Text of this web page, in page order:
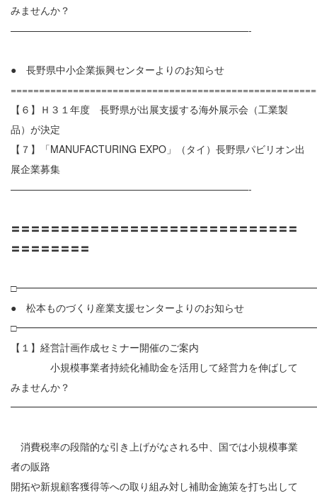
みませんか？
————————————————————————-
● 長野県中小企業振興センターよりのお知らせ
【６】Ｈ３１年度 長野県が出展支援する海外展示会（工業製
品）が決定
【７】「MANUFACTURING EXPO」（タイ）長野県パビリオン出
展企業募集
————————————————————————-
〓〓〓〓〓〓〓〓〓〓〓〓〓〓〓〓〓〓〓〓〓〓〓〓〓〓〓〓〓
〓〓〓〓〓〓〓〓
● 松本ものづくり産業支援センターよりのお知らせ
【１】経営計画作成セミナー開催のご案内
小規模事業者持続化補助金を活用して経営力を伸ばして
みませんか？
消費税率の段階的な引き上げがなされる中、国では小規模事業
者の販路
開拓や新規顧客獲得等への取り組み対し補助金施策を打ち出して